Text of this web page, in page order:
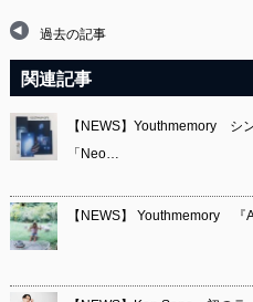
過去の記事
関連記事
【NEWS】Youthmemory シ
「Neo…
【NEWS】 Youthmemory 『